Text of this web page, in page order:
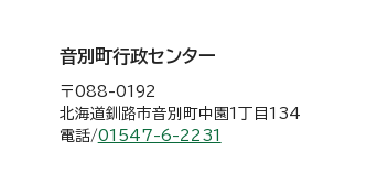
音別町行政センター
〒088-0192
北海道釧路市音別町中園1丁目134
電話/01547-6-2231